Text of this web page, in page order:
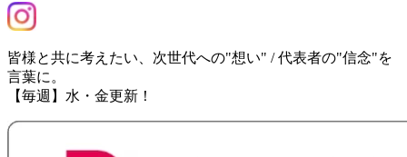
皆様と共に考えたい、次世代への"想い" / 代表者の"信念"を
言葉に。
【毎週】水・金更新！